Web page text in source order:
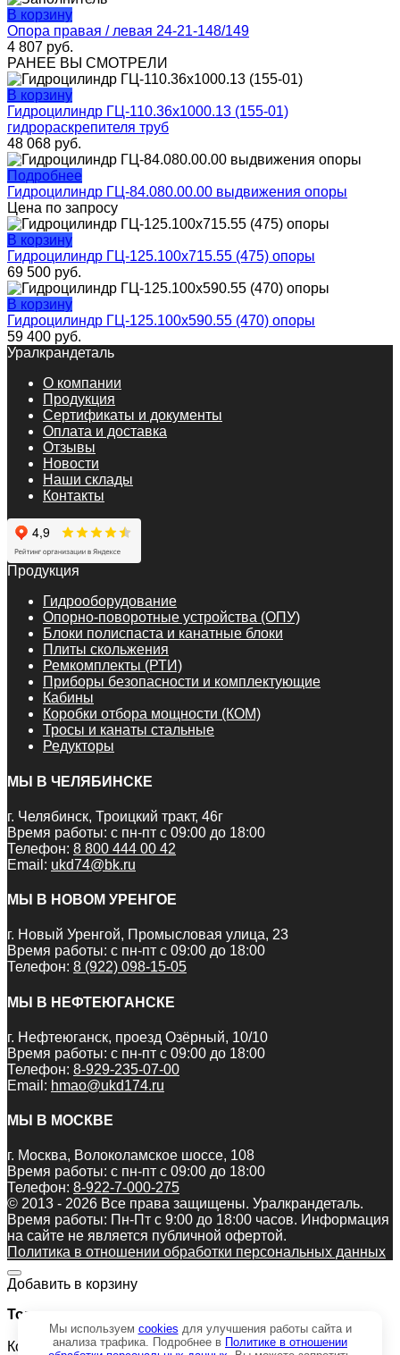
В корзину
Опора правая / левая 24-21-148/149
4 807 руб.
РАНЕЕ ВЫ СМОТРЕЛИ
В корзину
Гидроцилиндр ГЦ-110.36х1000.13 (155-01)
гидрораскрепителя труб
48 068 руб.
Подробнее
Гидроцилиндр ГЦ-84.080.00.00 выдвижения опоры
Цена по запросу
В корзину
Гидроцилиндр ГЦ-125.100х715.55 (475) опоры
69 500 руб.
В корзину
Гидроцилиндр ГЦ-125.100х590.55 (470) опоры
59 400 руб.
Уралкрандеталь
О компании
Продукция
Сертификаты и документы
Оплата и доставка
Отзывы
Новости
Наши склады
Контакты
Продукция
Гидрооборудование
Опорно-поворотные устройства (ОПУ)
Блоки полиспаста и канатные блоки
Плиты скольжения
Ремкомплекты (РТИ)
Приборы безопасности и комплектующие
Кабины
Коробки отбора мощности (КОМ)
Тросы и канаты стальные
Редукторы
МЫ В ЧЕЛЯБИНСКЕ
г. Челябинск, Троицкий тракт, 46г
Время работы: с пн-пт с 09:00 до 18:00
Телефон: 8 800 444 00 42
Email: ukd74@bk.ru
МЫ В НОВОМ УРЕНГОЕ
г. Новый Уренгой, Промысловая улица, 23
Время работы: с пн-пт с 09:00 до 18:00
Телефон: 8 (922) 098-15-05
МЫ В НЕФТЕЮГАНСКЕ
г. Нефтеюганск, проезд Озёрный, 10/10
Время работы: с пн-пт с 09:00 до 18:00
Телефон: 8-929-235-07-00
Email: hmao@ukd174.ru
МЫ В МОСКВЕ
г. Москва, Волоколамское шоссе, 108
Время работы: с пн-пт с 09:00 до 18:00
Телефон: 8-922-7-000-275
© 2013 - 2026 Все права защищены. Уралкрандеталь.
Время работы: Пн-Пт c 9:00 до 18:00 часов. Информация
на сайте не является публичной офертой.
Политика в отношении обработки персональных данных
Добавить в корзину
Товар:
Кольцо 50х70-2 КН
Мы используем cookies для улучшения работы сайта и
анализа трафика. Подробнее в Политике в отношении